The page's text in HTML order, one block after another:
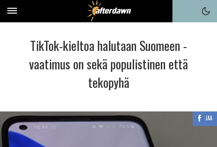
TikTok-kieltoa halutaan Suomeen -
vaatimus on sekä populistinen että
tekopyhä
JAA